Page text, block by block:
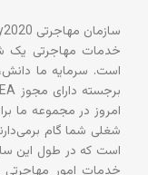
خدمات مهاجرتی یک
امروز در مجموعه ما
شغلی شما گام
است که در طول این